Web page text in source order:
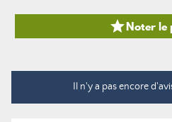
Noter le
Il n'y a pas encore